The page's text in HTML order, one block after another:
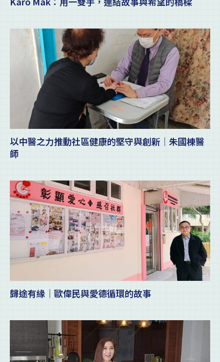
以中醫之力推動社區健康的堅守與創新｜朱國棟醫
師
歸途有緣｜歐偉民與愛德循環的故事